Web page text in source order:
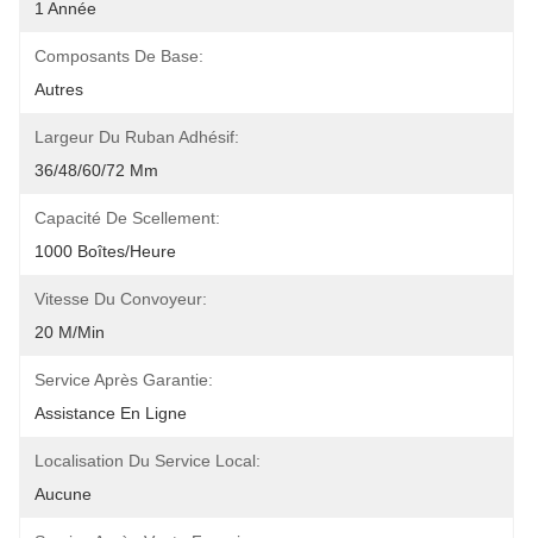
1 Année
Composants De Base:
Autres
Largeur Du Ruban Adhésif:
36/48/60/72 Mm
Capacité De Scellement:
1000 Boîtes/heure
Vitesse Du Convoyeur:
20 M/min
Service Après Garantie:
Assistance En Ligne
Localisation Du Service Local:
Aucune